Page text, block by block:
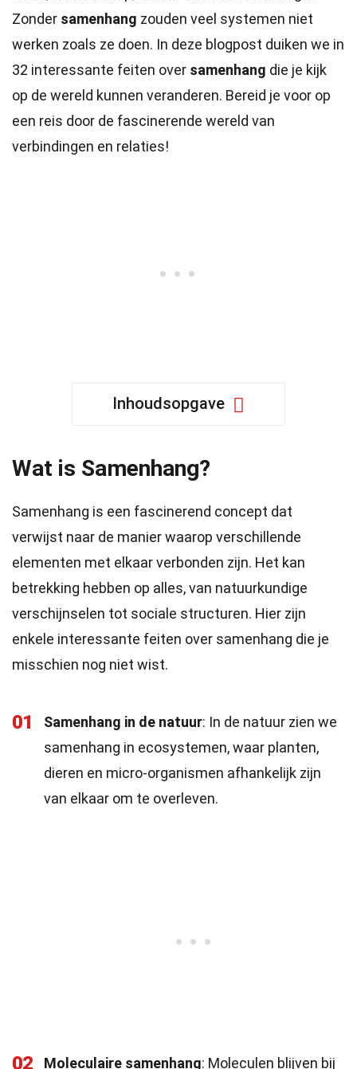
Zonder samenhang zouden veel systemen niet
werken zoals ze doen. In deze blogpost duiken we in
32 interessante feiten over samenhang die je kijk
op de wereld kunnen veranderen. Bereid je voor op
een reis door de fascinerende wereld van
verbindingen en relaties!
Inhoudsopgave
Wat is Samenhang?
Samenhang is een fascinerend concept dat
verwijst naar de manier waarop verschillende
elementen met elkaar verbonden zijn. Het kan
betrekking hebben op alles, van natuurkundige
verschijnselen tot sociale structuren. Hier zijn
enkele interessante feiten over samenhang die je
misschien nog niet wist.
01 Samenhang in de natuur: In de natuur zien we
samenhang in ecosystemen, waar planten,
dieren en micro-organismen afhankelijk zijn
van elkaar om te overleven.
02 Moleculaire samenhang: Moleculen blijven bij